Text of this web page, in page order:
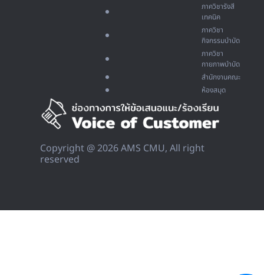
ภาควิชารังสี
เทคนิค
ภาควิชา
กิจกรรมบำบัด
ภาควิชา
กายภาพบำบัด
สำนักงานคณะ
ห้องสมุด
Copyright @ 2026 AMS CMU, All right
reserved